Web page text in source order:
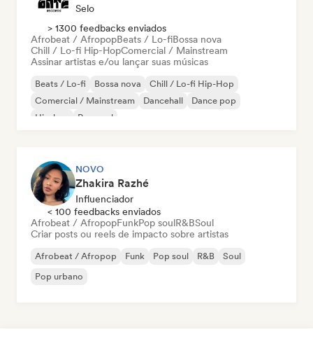
Selo
> 1300 feedbacks enviados
Afrobeat / AfropopBeats / Lo-fiBossa nova
Chill / Lo-fi Hip-HopComercial / Mainstream
Assinar artistas e/ou lançar suas músicas
Beats / Lo-fi Bossa nova
Chill / Lo-fi Hip-Hop
Comercial / Mainstream
Dancehall
Dance pop
Hip-hop
Pop soul
NOVO
Zhakira Razhé
Influenciador
< 100 feedbacks enviados
Afrobeat / AfropopFunkPop soulR&BSoul
Criar posts ou reels de impacto sobre artistas
Afrobeat / Afropop Funk Pop soul R&B
Soul
Pop urbano